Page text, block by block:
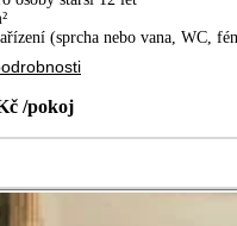
(sprcha nebo vana, WC,
/pokoj